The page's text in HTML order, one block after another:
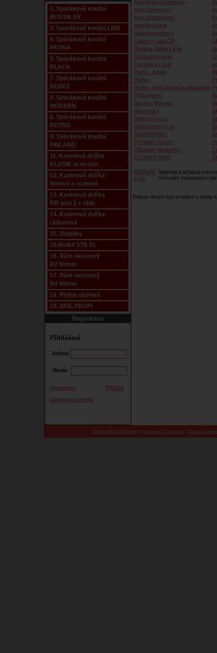
1. Sporákové kování
RUSTIK SV
3. Sporákové kování LINE
4. Sporákové kování
PATINA
5. Sporákové kování
BLACK
7. Sporákové kování
NEREZ
8. Sporákové kování
MODERN
6. Sporákové kování
RETRO
9. Sporákové kování
FINLAND
11. Kamnová dvířka
KLASIK ocel-sklo
12. Kamnová dvířka
litinová a ocelová
13. Kamnová dvířka
BR ocel 2 x sklo
14. Kamnová dvířka
rádiusová
15. Doplňky
10.Modul STB 01
16. Rám nerezový
R2 60mm
17. Rám nerezový
R4 80mm
18. Plotna ocelová
19. GRIL PROFI
Registrace
Přihlášení
Jméno
Heslo
Registrace
Přihlásit
Zapomenuté heslo
Kraj Královohradecký
Kraj Olomoucký
Kraj Středočeský
Kraj Vysočina
Královehradecký
Liberec+ celá ČR
Morava-Zlínský kraj
Olomoucký kraj
Pardubický kraj
Plzeň - město
Praha
Praha ,středočeský,karlovarský
Příbramsko
Severní Morava
Slovensko
Střední Čechy
Středočeský kraj
ŠUMPERSKO
Východní Čechy
Západne Slovensko
ZLÍNSKÝ KRAJ
BIOFIRE
s.r.o.
Stavíme kachlová
Výhradní zastoupení
Pokud chcete být uvedeni v tomto
Obchodní podmínky| Nastavení cookies | Osobní